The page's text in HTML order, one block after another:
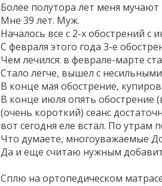
Более полутора лет меня
Мне 39 лет. Муж.
Началось все с 2-х обострений
С февраля этого года 3-е
Чем лечился: в феврале-марте
Стало легче, вышел с
В конце мая обострение,
В конце июля опять обострение
(очень короткий) сеанс
вот сегодня еле встал. По утрам
Что думаете, многоуважаемые
Да и еще считаю нужным
Сплю на ортопедическом